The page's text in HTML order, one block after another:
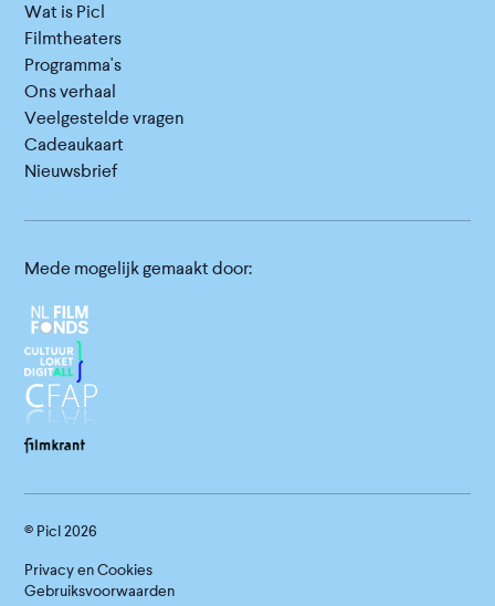
Wat is Picl
Filmtheaters
Programma's
Ons verhaal
Veelgestelde vragen
Cadeaukaart
Nieuwsbrief
Mede mogelijk gemaakt door:
© Picl2026
Privacy en Cookies
Gebruiksvoorwaarden